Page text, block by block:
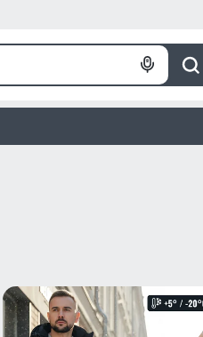
Поиск
Голосовой